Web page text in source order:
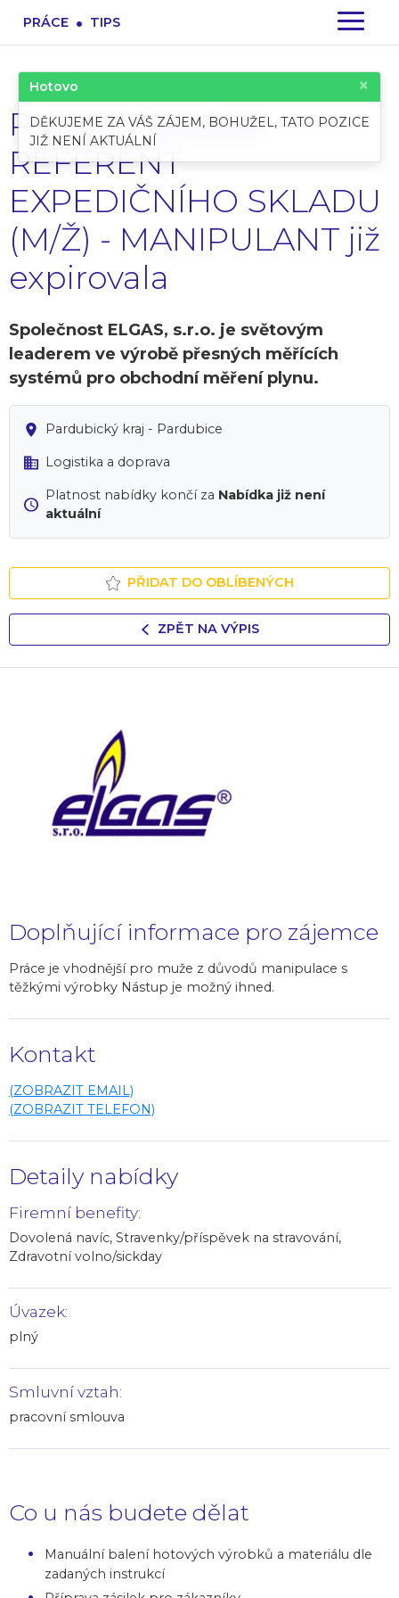
PRÁCE . TIPS
Pracovní pozice:
REFERENT
EXPEDIČNÍHO SKLADU
(M/Ž) - MANIPULANT již
expirovala
Společnost ELGAS, s.r.o. je světovým
leaderem ve výrobě přesných měřících
systémů pro obchodní měření plynu.
Pardubický kraj - Pardubice
Logistika a doprava
Platnost nabídky končí za Nabídka již není
aktuální
PŘIDAT DO OBLÍBENÝCH
ZPĚT NA VÝPIS
Doplňující informace pro zájemce
Práce je vhodnější pro muže z důvodů manipulace s
těžkými výrobky Nástup je možný ihned.
Kontakt
(ZOBRAZIT EMAIL)
(ZOBRAZIT TELEFON)
Detaily nabídky
Firemní benefity:
Dovolená navíc, Stravenky/příspěvek na stravování,
Zdravotní volno/sickday
Úvazek:
plný
Smluvní vztah:
pracovní smlouva
Co u nás budete dělat
Manuální balení hotových výrobků a materiálu dle
zadaných instrukcí
Hotovo ×
DĚKUJEME ZA VÁŠ ZÁJEM, BOHUŽEL, TATO POZICE
JIŽ NENÍ AKTUÁLNÍ